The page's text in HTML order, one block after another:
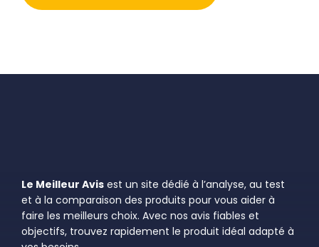
Le Meilleur Avis est un site dédié à l’analyse, au test
et à la comparaison des produits pour vous aider à
faire les meilleurs choix. Avec nos avis fiables et
objectifs, trouvez rapidement le produit idéal adapté à